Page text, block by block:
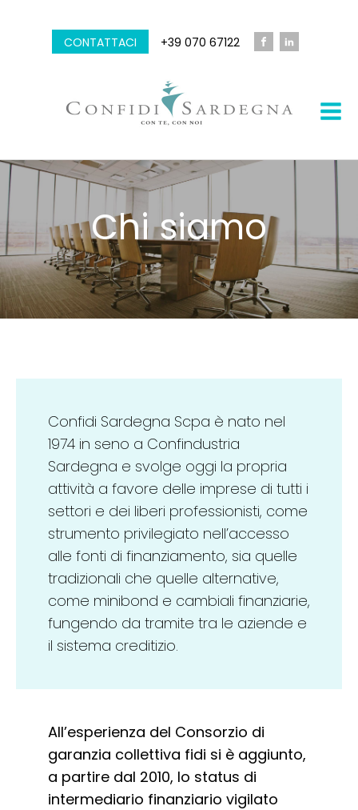
CONTATTACI +39 070 67122
Chi siamo
Confidi Sardegna Scpa è nato nel
1974 in seno a Confindustria
Sardegna e svolge oggi la propria
attività a favore delle imprese di tutti i
settori e dei liberi professionisti, come
strumento privilegiato nell’accesso
alle fonti di finanziamento, sia quelle
tradizionali che quelle alternative,
come minibond e cambiali finanziarie,
fungendo da tramite tra le aziende e
il sistema creditizio.
All’esperienza del Consorzio di
garanzia collettiva fidi si è aggiunto,
a partire dal 2010, lo status di
intermediario finanziario vigilato